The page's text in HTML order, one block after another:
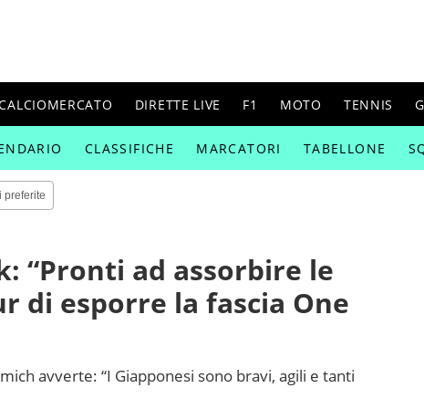
DIRETTE LIVE F1 MOTO TENNIS
CLASSIFICHE MARCATORI TABELLONE
preferite
“Pronti ad assorbire le
di esporre la fascia One
avverte: “I Giapponesi sono bravi, agili e tanti